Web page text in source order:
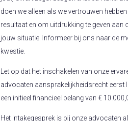
doen we alleen als we vertrouwen
resultaat en om uitdrukking te geven
jouw situatie. Informeer bij ons naar de
kwestie.
Let op dat het inschakelen van onze
advocaten aansprakelijkheidsrecht eerst
een initieel financieel belang van €
Het intakegesprek is bij onze advocaten